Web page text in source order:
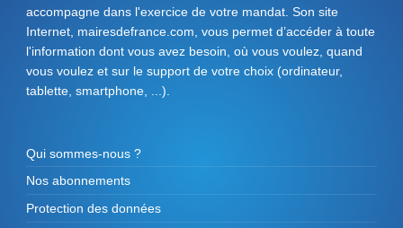
accompagne dans l'exercice de votre mandat. Son site
Internet, mairesdefrance.com, vous permet d’accéder à toute
l'information dont vous avez besoin, où vous voulez, quand
vous voulez et sur le support de votre choix (ordinateur,
tablette, smartphone, ...).
Qui sommes-nous ?
Nos abonnements
Protection des données